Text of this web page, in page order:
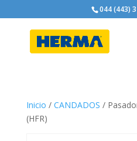
044 (443)
Inicio / CANDADOS /
(HFR)